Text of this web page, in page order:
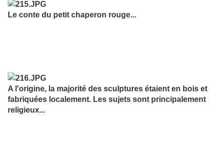
Le conte du petit chaperon rouge...
A l'origine, la majorité des sculptures étaient en bois et
fabriquées localement. Les sujets sont principalement
religieux...